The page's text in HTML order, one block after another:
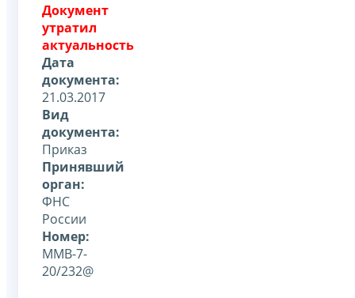
Документ
утратил
актуальность
Дата
документа:
21.03.2017
Вид
документа:
Приказ
Принявший
орган:
ФНС
России
Номер:
ММВ-7-
20/232@